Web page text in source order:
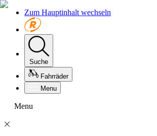
Zum Hauptinhalt wechseln
Suche
Fahrräder
Menu
Menu